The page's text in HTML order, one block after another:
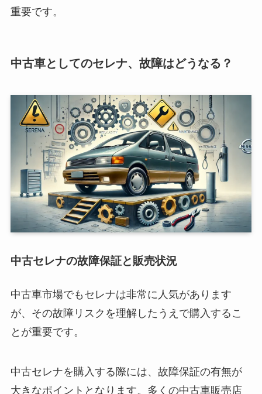
重要です。
中古車としてのセレナ、故障はどうなる？
中古セレナの故障保証と販売状況
中古車市場でもセレナは非常に人気があります
が、その故障リスクを理解したうえで購入するこ
とが重要です。
中古セレナを購入する際には、故障保証の有無が
大きなポイントとなります。多くの中古車販売店